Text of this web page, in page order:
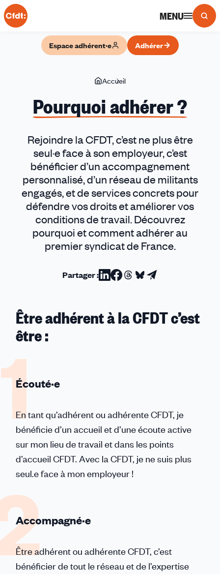
Panneau de gestion des cookies
MENU
Espace adhérent·e Adhérer
Vous
ici
Accueil
adhérer
Pourquoi adhérer ?
Rejoindre la CFDT, c’est ne plus être
seul·e face à son employeur, c’est
bénéficier d’un accompagnement
personnalisé, d’un réseau de militants
engagés, et de services concrets pour
défendre vos droits et améliorer vos
conditions de travail. Découvrez
pourquoi et comment adhérer au
premier syndicat de France.
Partager :Partager
Linkedin
Partager
Facebook
Partager
Threads
Partager
Bluesky
Partager
email
Être adhérent à la CFDT c’est
être :
Écouté·e
En tant qu’adhérent ou adhérente CFDT, je
bénéficie d’un accueil et d’une écoute active
sur mon lieu de travail et dans les points
d’accueil CFDT. Avec la CFDT, je ne suis plus
seul.e face à mon employeur !
Accompagné·e
Être adhérent ou adhérente CFDT, c’est
bénéficier de tout le réseau et de l’expertise